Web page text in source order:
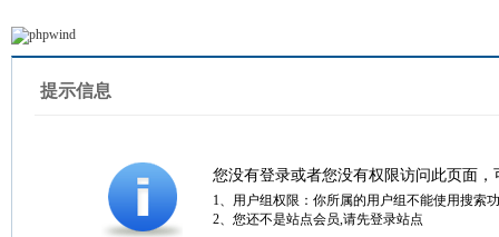
提示信息
您没有登录或者您没有权限访问此页面
1、用户组权限：你所属的用户组不能使用搜索
2、您还不是站点会员,请先登录站点